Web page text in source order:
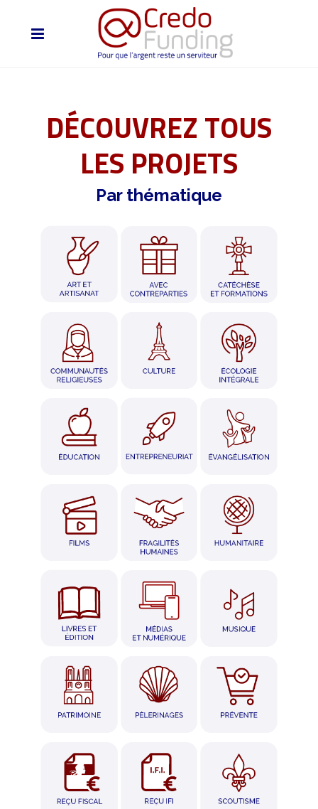
DÉCOUVREZ TOUS
LES PROJETS
Par thématique